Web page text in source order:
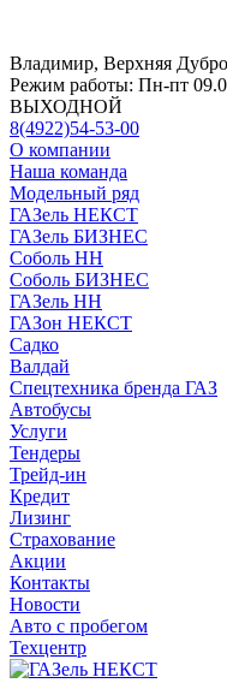
Владимир, Верхняя
Режим работы: Пн-пт
ВЫХОДНОЙ
8(4922)54-53-00
О компании
Наша команда
Модельный ряд
ГАЗель НЕКСТ
ГАЗель БИЗНЕС
Соболь НН
Соболь БИЗНЕС
ГАЗель НН
ГАЗон НЕКСТ
Садко
Валдай
Спецтехника бренда ГАЗ
Автобусы
Услуги
Тендеры
Трейд-ин
Кредит
Лизинг
Страхование
Акции
Контакты
Новости
Авто с пробегом
Техцентр